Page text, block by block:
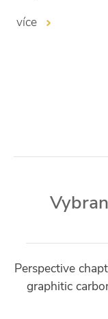
více
Perspective
graphitic